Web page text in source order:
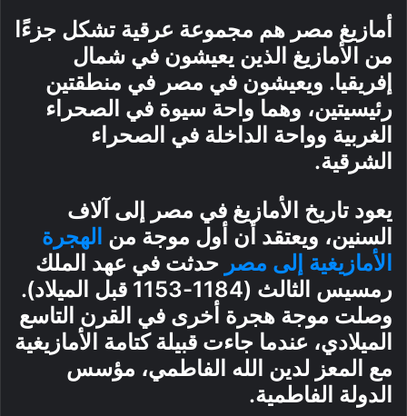
أمازيغ مصر هم مجموعة عرقية تشكل جزءًا
من الأمازيغ الذين يعيشون في شمال
إفريقيا. ويعيشون في مصر في منطقتين
رئيسيتين، وهما واحة سيوة في الصحراء
الغربية وواحة الداخلة في الصحراء
الشرقية.
يعود تاريخ الأمازيغ في مصر إلى آلاف
السنين، ويعتقد أن أول موجة من الهجرة
الأمازيغية إلى مصر حدثت في عهد الملك
رمسيس الثالث (1184-1153 قبل الميلاد).
وصلت موجة هجرة أخرى في القرن التاسع
الميلادي، عندما جاءت قبيلة كتامة الأمازيغية
مع المعز لدين الله الفاطمي، مؤسس
الدولة الفاطمية.